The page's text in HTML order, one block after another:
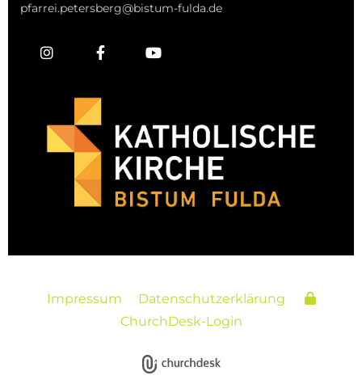
pfarrei.petersberg@bistum-fulda.de
Impressum
Datenschutzerklärung
ChurchDesk-Login